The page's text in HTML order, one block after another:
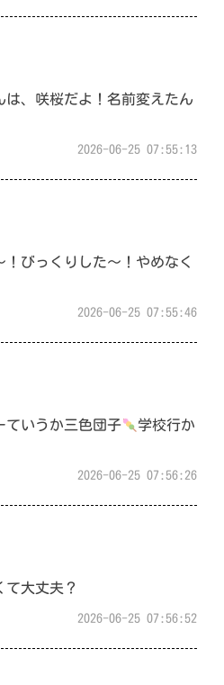
、咲桜だよ！名前変えたん
2026-06-25 07:55:13
びっくりした〜！やめなく
2026-06-25 07:55:46
ていうか三色団子
学校行か
2026-06-25 07:56:26
て大丈夫？
2026-06-25 07:56:52